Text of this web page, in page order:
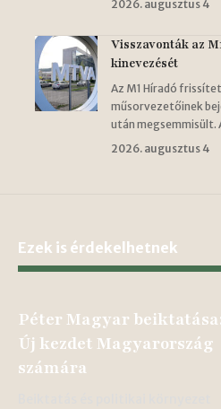
2026. augusztus 4
Visszavonták az
kinevezését
Az M1 Híradó
műsorvezetőinek
után megsemmisült.
2026. augusztus 4
Ezek is érdekelhetnek
Péter Magyar beiktatása:
Új kezdet Magyarország
számára